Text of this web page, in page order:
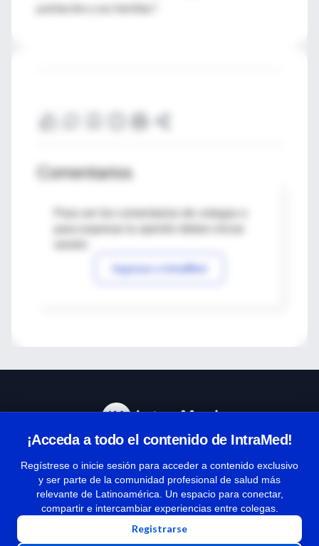
población y sus familias".
Comentarios
Para ver los comentarios de colegas o
Ingresar a IntraMed
¡Acceda a todo el contenido de IntraMed!
Regístrese o inicie sesión para acceder a contenido exclusivo
y ser parte de la comunidad profesional de salud más
relevante de Latinoamérica. Un espacio para conectar,
compartir e intercambiar experiencias entre colegas.
Registrarse
Términos y condiciones
| Políticas de privacidad
| Todos los derechos reservados | Copyright 1997-2026